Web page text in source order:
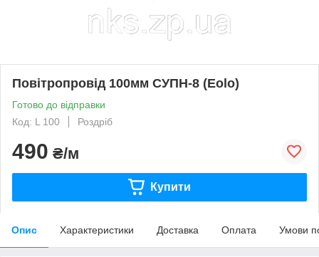
Повітропровід 100мм СУПН-8 (Eolo)
Готово до відправки
Код: L 100
Роздріб
490 ₴/м
Купити
Опис Характеристики Доставка Оплата Умови